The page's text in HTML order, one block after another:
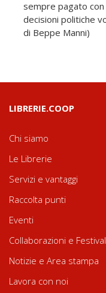
sempre pagato
decisioni politiche
di Beppe Manni)
LIBRERIE.COOP
Chi siamo
Le Librerie
Servizi e vantaggi
Raccolta punti
Eventi
Collaborazioni e Festival
Notizie e Area stampa
Lavora con noi